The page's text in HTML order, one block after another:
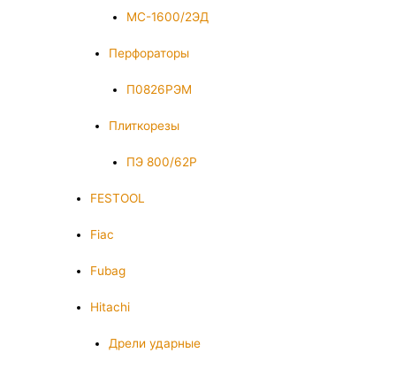
МС-1600/2ЭД
Перфораторы
П0826РЭМ
Плиткорезы
ПЭ 800/62Р
FESTOOL
Fiac
Fubag
Hitachi
Дрели ударные